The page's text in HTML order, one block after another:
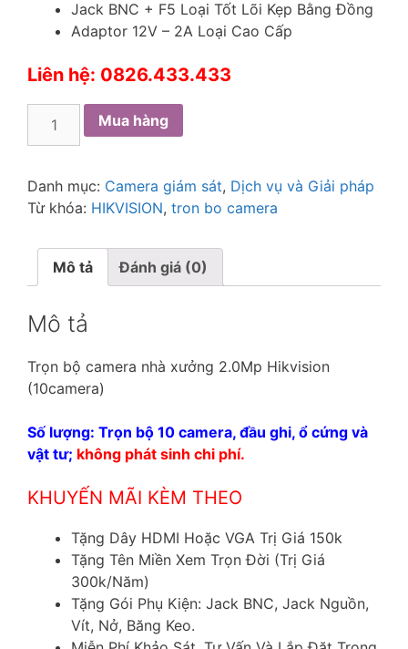
Jack BNC + F5 Loại Tốt Lõi Kẹp Bằng Đồng
Adaptor 12V – 2A Loại Cao Cấp
Liên hệ: 0826.433.433
Mua hàng
Danh mục: Camera giám sát, Dịch vụ và Giải pháp
Từ khóa: HIKVISION, tron bo camera
Mô tả Đánh giá (0)
Mô tả
Trọn bộ camera nhà xưởng 2.0Mp Hikvision
(10camera)
Số lượng: Trọn bộ 10 camera, đầu ghi, ổ cứng và
vật tư; không phát sinh chi phí.
KHUYẾN MÃI KÈM THEO
Tặng Dây HDMI Hoặc VGA Trị Giá 150k
Tặng Tên Miền Xem Trọn Đời (Trị Giá
300k/Năm)
Tặng Gói Phụ Kiện: Jack BNC, Jack Nguồn,
Vít, Nở, Băng Keo.